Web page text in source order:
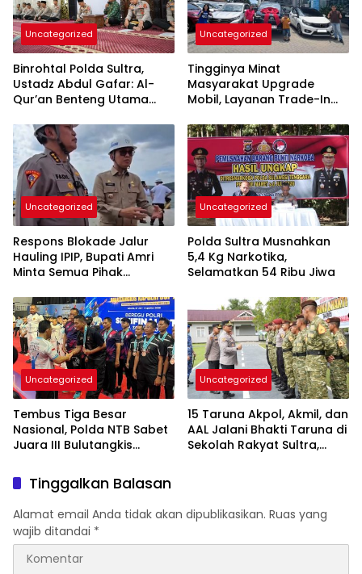
Uncategorized
Binrohtal Polda Sultra,
Ustadz Abdul Gafar: Al-
Qur’an Benteng Utama
Penyimpangan Sosial
Uncategorized
Tingginya Minat
Masyarakat Upgrade
Mobil, Layanan Trade-In
Permintaan
Uncategorized
Respons Blokade Jalur
Hauling IPIP, Bupati Amri
Minta Semua Pihak
Kepastian Hukum
Uncategorized
Polda Sultra Musnahkan
5,4 Kg Narkotika,
Selamatkan 54 Ribu Jiwa
Uncategorized
Tembus Tiga Besar
Nasional, Polda NTB Sabet
Juara III Bulutangkis
Uncategorized
15 Taruna Akpol, Akmil, dan
AAL Jalani Bhakti Taruna di
Sekolah Rakyat Sultra,
Tinggalkan Balasan
Alamat email Anda tidak akan dipublikasikan. Ruas yang
wajib ditandai *